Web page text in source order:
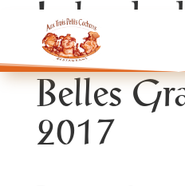
Lalande de
Pomerol
Belles
2017